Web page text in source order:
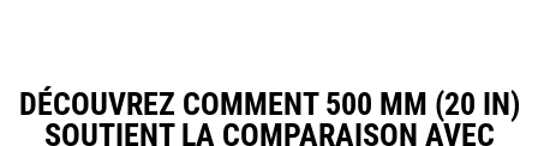
DÉCOUVREZ COMMENT 500 MM (20 IN)
SOUTIENT LA COMPARAISON AVEC